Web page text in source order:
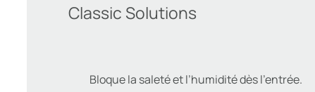
Classic Solutions
Bloque la saleté et l’humidité dès l’entrée.